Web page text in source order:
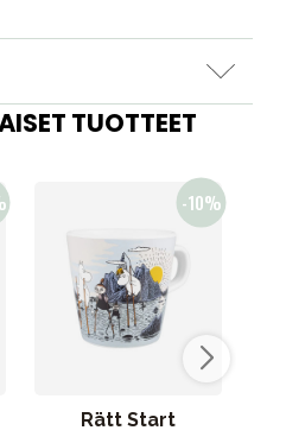
TUOTTEET
Rätt Start